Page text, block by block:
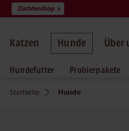
Zur Hauptnavigation
Züchtershop
Katzen Hunde Über
Hundefutter Probierpakete
Startseite Hunde